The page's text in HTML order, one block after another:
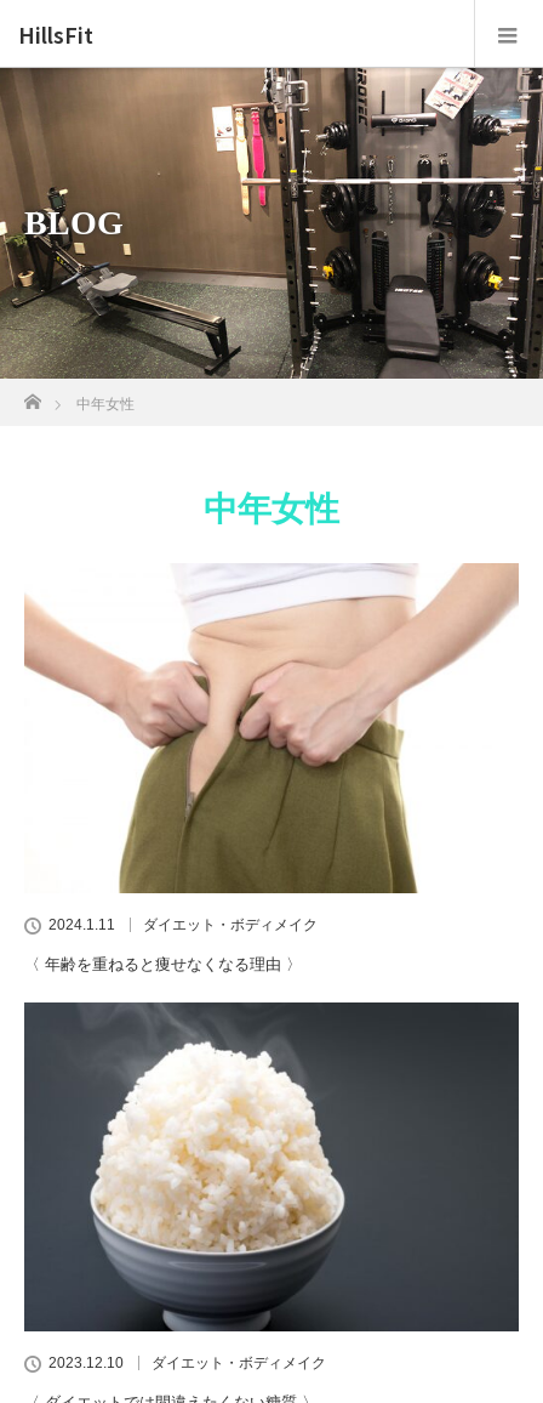
HillsFit
BLOG
ホーム
中年女性
中年女性
2024.1.11 ダイエット・ボディメイク
〈 年齢を重ねると痩せなくなる理由 〉
2023.12.10 ダイエット・ボディメイク